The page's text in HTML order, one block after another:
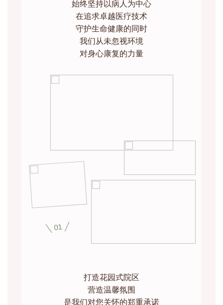
始终坚持以病人为中心
在追求卓越医疗技术
守护生命健康的同时
我们从未忽视环境
对身心康复的力量
01
打造花园式院区
营造温馨氛围
是我们对您关怀的郑重承诺